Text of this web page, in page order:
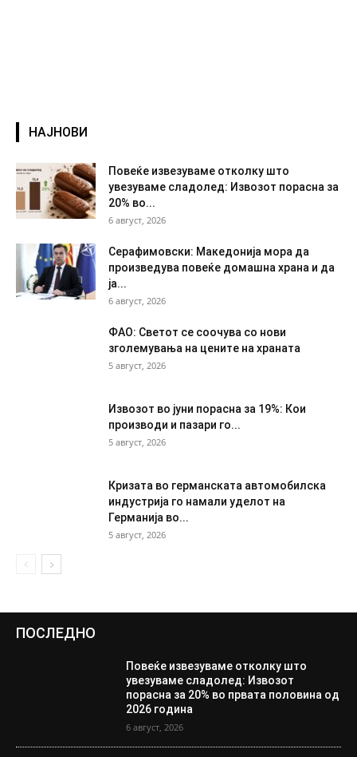
НАЈНОВИ
Повеќе извезуваме отколку што
увезуваме сладолед: Извозот порасна за
20% во...
6 август, 2026
Серафимовски: Македонија мора да
произведува повеќе домашна храна и да
ја...
6 август, 2026
ФАО: Светот се соочува со нови
зголемувања на цените на храната
5 август, 2026
Извозот во јуни порасна за 19%: Кои
производи и пазари го...
5 август, 2026
Кризата во германската автомобилска
индустрија го намали уделот на
Германија во...
5 август, 2026
ПОСЛЕДНО
Повеќе извезуваме отколку што
увезуваме сладолед: Извозот
порасна за 20% во првата половина од
2026 година
6 август, 2026